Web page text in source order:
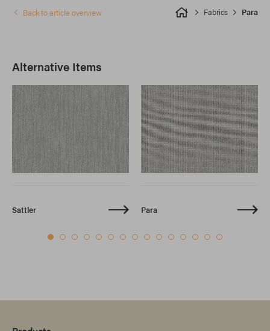
Fabrics Para
Back to article overview
Alternative Items
Sattler Para